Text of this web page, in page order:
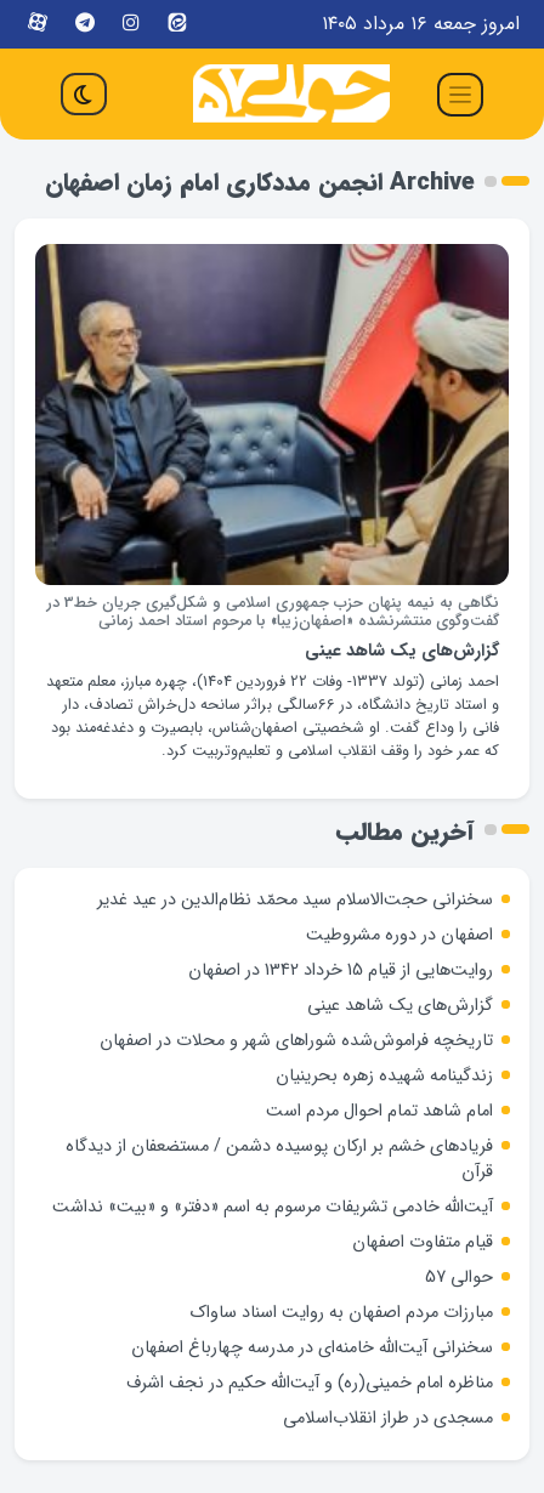
امروز جمعه ۱۶ مرداد ۱۴۰۵
Archive انجمن مددکاری امام زمان اصفهان
نگاهی به نیمه پنهان حزب جمهوری اسلامی و شکل‌گیری جریان خط3 در
گفت‌وگوی منتشرنشده «اصفهان‌زیبا» با مرحوم استاد احمد زمانی
گزارش‌های یک شاهد عینی
احمد زمانی (تولد 1337- وفات 22 فروردین 1404)، چهره مبارز، معلم متعهد
و استاد تاریخ دانشگاه، در ۶۶سالگی براثر سانحه دل‌خراش تصادف، دار
فانی را وداع گفت. او شخصیتی اصفهان‌شناس، بابصیرت و دغدغه‌مند بود
که عمر خود را وقف انقلاب اسلامی و تعلیم‌وتربیت کرد.
آخرین مطالب
سخنرانی حجت‌الاسلام سید محمّد نظام‌الدین در عید غدیر
اصفهان در دوره مشروطیت
روایت‌هایی از قیام 15 خرداد 1342 در اصفهان
گزارش‌های یک شاهد عینی
تاریخچه فراموش‌شده شوراهای شهر و محلات در اصفهان
زندگینامه شهيده زهره بحرينيان
امام شاهد تمام احوال مردم است
فریادهای خشم بر ارکان پوسیده دشمن / مستضعفان از دیدگاه
قرآن
آیت‌الله خادمی تشریفات مرسوم به اسم «دفتر» و «بیت» نداشت
قیام متفاوت اصفهان
حوالی 57
مبارزات مردم اصفهان به روایت اسناد ساواک
سخنرانی آیت‌الله خامنه‌ای در مدرسه چهارباغ اصفهان
مناظره امام خمینی(ره) و آیت‌الله حکیم در نجف اشرف
مسجدی در طراز انقلاب‌اسلامی